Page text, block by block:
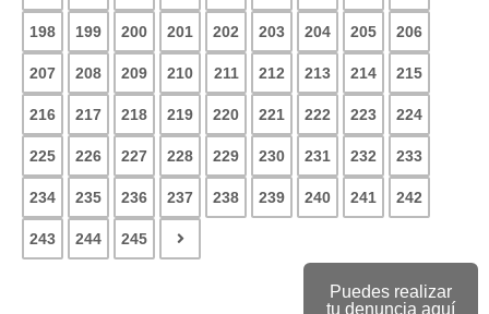
Puedes realizar
tu denuncia aquí
198 199 200 201 202 203 204 205 206
207 208 209 210 211 212 213 214 215
216 217 218 219 220 221 222 223 224
225 226 227 228 229 230 231 232 233
234 235 236 237 238 239 240 241 242
243 244 245